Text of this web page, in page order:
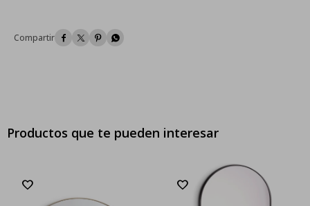
   
Productos que te pueden interesar